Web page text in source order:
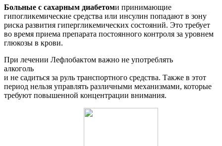
Больные с сахарным диабетоми принимающие
гипогликемические средства или инсулин попадают в зону
риска развития гипергликемических состояний. Это требует
во время приема препарата постоянного контроля за уровнем
глюкозы в крови.
При лечении Лефлобактом важно не употреблять
алкоголь
и не садиться за руль транспортного средства. Также в этот
период нельзя управлять различными механизмами, которые
требуют повышенной концентрации внимания.